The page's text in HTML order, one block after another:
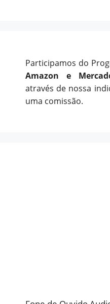
Participamos do
Amazon e
através de nossa
uma comissão.